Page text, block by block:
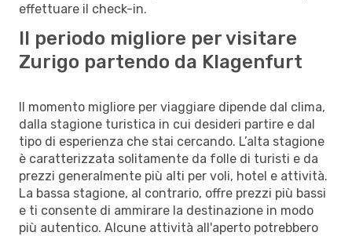
effettuare il check-in.
Il periodo migliore per visitare
Zurigo partendo da Klagenfurt
Il momento migliore per viaggiare dipende dal clima,
dalla stagione turistica in cui desideri partire e dal
tipo di esperienza che stai cercando. L’alta stagione
è caratterizzata solitamente da folle di turisti e da
prezzi generalmente più alti per voli, hotel e attività.
La bassa stagione, al contrario, offre prezzi più bassi
e ti consente di ammirare la destinazione in modo
più autentico. Alcune attività all'aperto potrebbero